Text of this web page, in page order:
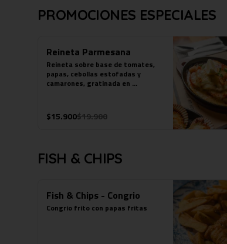
PROMOCIONES ESPECIALES
Reineta Parmesana
Reineta sobre base de tomates,
papas, cebollas estofadas y
camarones, gratinada en
$15.900$19.900
FISH & CHIPS
Fish & Chips - Congrio
Congrio frito con papas fritas